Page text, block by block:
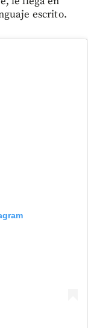
escrito.